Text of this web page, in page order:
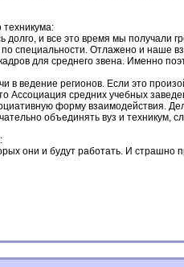
и все это время мы
специальности. Отлажено и наше
для среднего звена. Именно
в ведение регионов. Если это
Ассоциация средних учебных
форму взаимодействия.
объединять вуз и техникум,
они и будут работать. И страшно